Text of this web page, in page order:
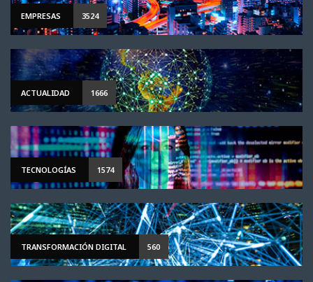
EMPRESAS 3524
ACTUALIDAD 1666
TECNOLOGÍAS 1574
TRANSFORMACIÓN DIGITAL 560